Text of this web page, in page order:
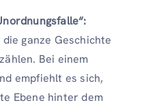
ganze Geschichte
Bei einem
empfiehlt es sich,
Ebene hinter dem